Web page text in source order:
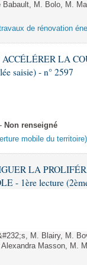
M. Bolo, M.
de rénovation
LA
saisie) - n° 2597
Non renseigné
mobile du territoire)
LA
- 1ère lecture
M. Blairy, M.
Masson, M.